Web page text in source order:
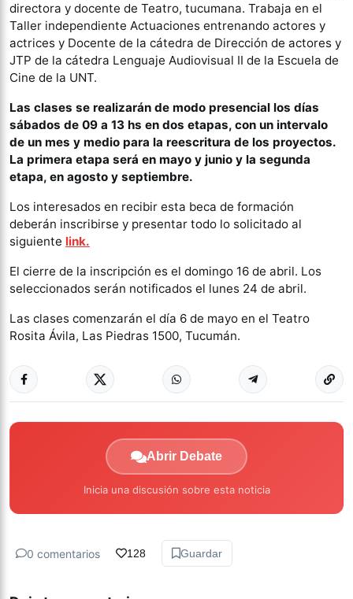
directora y docente de Teatro, tucumana. Trabaja en el
Taller independiente Actuaciones entrenando actores y
actrices y Docente de la cátedra de Dirección de actores y
JTP de la cátedra Lenguaje Audiovisual II de la Escuela de
Cine de la UNT.
Las clases se realizarán de modo presencial los días
sábados de 09 a 13 hs en dos etapas, con un intervalo
de un mes y medio para la reescritura de los proyectos.
La primera etapa será en mayo y junio y la segunda
etapa, en agosto y septiembre.
Los interesados en recibir esta beca de formación
deberán inscribirse y presentar todo lo solicitado al
siguiente link.
El cierre de la inscripción es el domingo 16 de abril. Los
seleccionados serán notificados el lunes 24 de abril.
Las clases comenzarán el día 6 de mayo en el Teatro
Rosita Ávila, Las Piedras 1500, Tucumán.
Abrir Debate
Inicia una discusión sobre esta noticia
0 comentarios 128 Guardar